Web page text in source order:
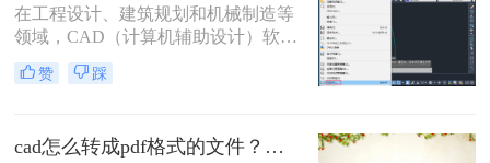
将介绍三种将CAD图纸转换为PDF的
方法，帮助您轻松完成这一任务。
在工程设计、建筑规划和机械制造等
领域，CAD（计算机辅助设计）软件
是不可或缺的工具。然而，CAD源文
件（如DWG）的查看和传播严重依
CAD图纸导出为通用的PDF格式成为
赞 踩
cad怎么转成pdf格式的文件？分享二种实用转换方法！